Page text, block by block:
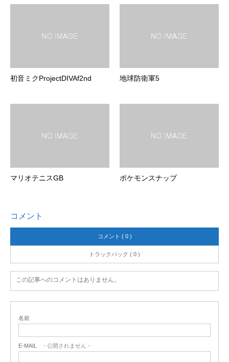
初音ミクProjectDIVAf2nd 地球防衛軍5
マリオテニスGB ポケモンスナップ
コメント
コメント ( 0 )
トラックバック ( 0 )
この記事へのコメントはありません。
名前
E-MAIL - 公開されません -